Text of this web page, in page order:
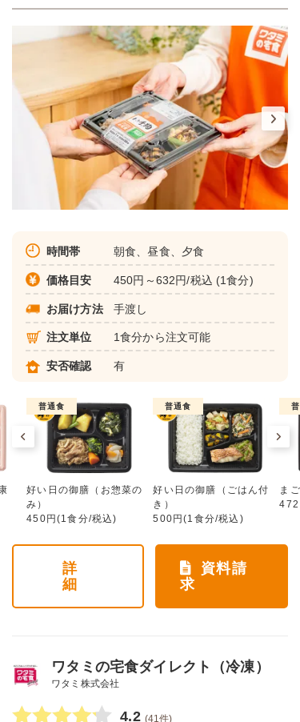
時間帯 朝食、昼食、夕食
価格目安 450円～632円/税込 (1食分)
お届け方法 手渡し
注文単位 1食分から注文可能
安否確認 有
普通食
好い日の御膳（お惣菜の
み）
450円(1食分/税込)
普通食
好い日の御膳（ごはん付
き）
500円(1食分/税込)
ま
詳
細
資料請
求
ワタミの宅食ダイレクト（冷凍）
ワタミ株式会社
4.2 (41件)